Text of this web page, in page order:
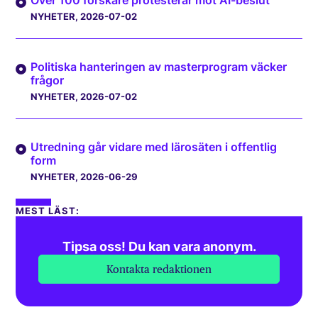
NYHETER, 2026-07-02
Politiska hanteringen av masterprogram väcker
frågor
NYHETER, 2026-07-02
Utredning går vidare med lärosäten i offentlig
form
NYHETER, 2026-06-29
MEST LÄST:
Tipsa oss! Du kan vara anonym.
Kontakta redaktionen